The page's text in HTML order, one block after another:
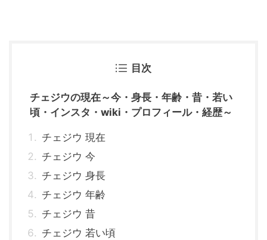
目次
チェジウの現在～今・身長・年齢・昔・若い
頃・インスタ・wiki・プロフィール・経歴～
チェジウ 現在
チェジウ 今
チェジウ 身長
チェジウ 年齢
チェジウ 昔
チェジウ 若い頃